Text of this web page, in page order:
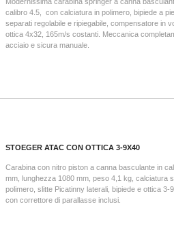
calibro 4.5, con calciatura in polimero, bipiede a
separati regolabile e ripiegabile, compensatore in
ottica 4x32, 165m/s costanti. Meccanica
acciaio e sicura manuale.
STOEGER ATAC CON OTTICA 3-9X40
Carabina con nitro piston a canna basculante in
mm, lunghezza 1080 mm, peso 4,1 kg, calciatura
polimero, slitte Picatinny laterali, bipiede e ottica 3-
con correttore di parallasse inclusi.